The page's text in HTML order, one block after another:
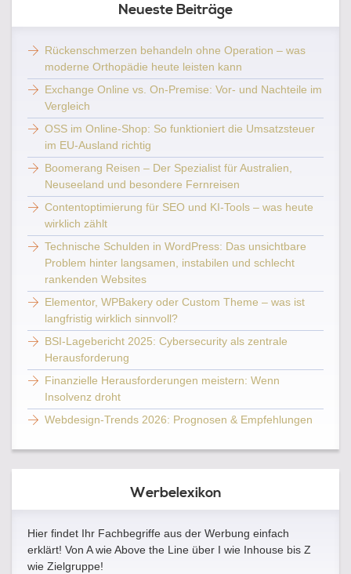
Neueste Beiträge
Rückenschmerzen behandeln ohne Operation – was
moderne Orthopädie heute leisten kann
Exchange Online vs. On-Premise: Vor- und Nachteile im
Vergleich
OSS im Online-Shop: So funktioniert die Umsatzsteuer
im EU-Ausland richtig
Boomerang Reisen – Der Spezialist für Australien,
Neuseeland und besondere Fernreisen
Contentoptimierung für SEO und KI-Tools – was heute
wirklich zählt
Technische Schulden in WordPress: Das unsichtbare
Problem hinter langsamen, instabilen und schlecht
rankenden Websites
Elementor, WPBakery oder Custom Theme – was ist
langfristig wirklich sinnvoll?
BSI-Lagebericht 2025: Cybersecurity als zentrale
Herausforderung
Finanzielle Herausforderungen meistern: Wenn
Insolvenz droht
Webdesign-Trends 2026: Prognosen & Empfehlungen
Werbelexikon
Hier findet Ihr Fachbegriffe aus der Werbung einfach
erklärt! Von A wie Above the Line über I wie Inhouse bis Z
wie Zielgruppe!